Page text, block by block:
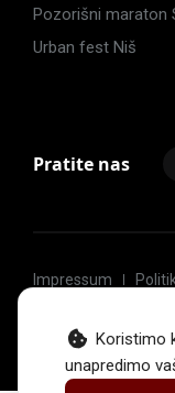
Koristimo
unapredimo
Pozorišni maraton
Urban fest Niš
Pratite nas
Impressum